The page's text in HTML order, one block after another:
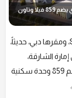
بدء أعمال بناء مشروع سكون السكني في الشارقة الذي يضم 859 فيلا وتاون
بدأت شركة سانزين للتطوير العقاري Sanzen، ومقرها دبي، حديثاً،
الشارقة،
بقيمة 408 ملايين دولار (1.5 مليار درهم)، ويضم 859 وحدة سكنية